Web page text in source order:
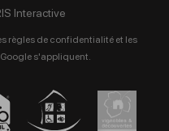
Interactive
règles de confidentialitéet les
s'appliquent.